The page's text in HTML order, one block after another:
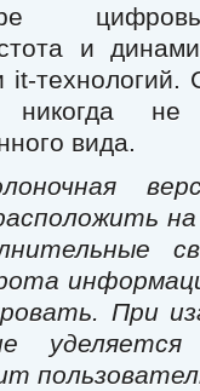
и
it-технологий.
никогда не
вида.
При